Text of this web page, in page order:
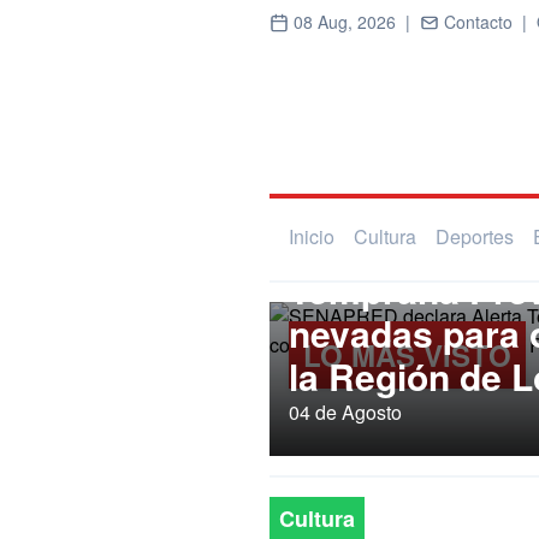
08 Aug, 2026 | Contacto |
Inicio Cultura Deportes
LO MÁS VISTO
SENAPRED
Temprana
nevadas para
la Región de
04 de Agosto
Cultura